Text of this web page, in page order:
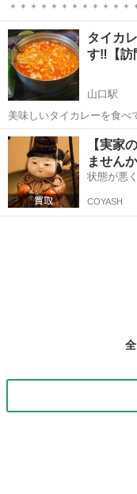
＊＊＊＊＊＊＊＊＊＊＊＊＊＊＊＊＊＊＊
とかしたい！！！ ＊＊＊＊＊＊＊＊＊＊＊＊＊＊＊＊＊＊＊ ・明日か
山口 山口市 料理
タイカ
す‼️【訪
山口駅
美味しいタイカレーを食べ
ぱりイマイチ‼️って方いま
族【5人前】なら、は材料
ーンで訪問➡︎調理とな...
山口 山口市 山口駅
【実家
ません
状態が悪
COYASH